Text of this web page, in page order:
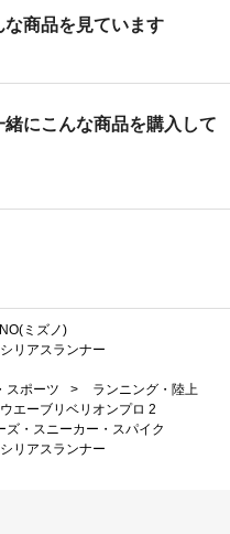
商品を見ています
にこんな商品を購入して
ミズノ)
シリアスランナー
スポーツ >
ランニング・陸上
ウエーブリベリオンプロ 2
ズ・スニーカー・スパイク
シリアスランナー